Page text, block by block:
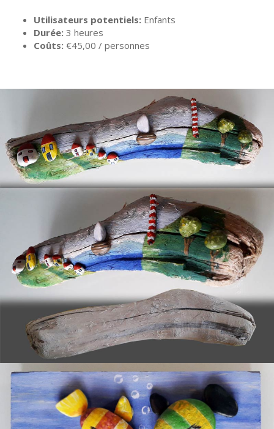
Utilisateurs potentiels: Enfants
Durée: 3 heures
Coûts: €45,00 / personnes